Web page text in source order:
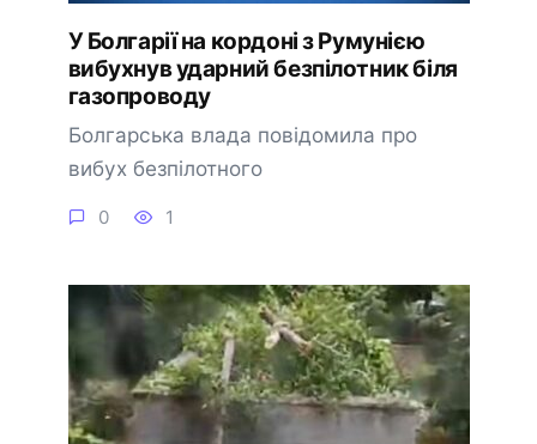
У Болгарії на кордоні з Румунією
вибухнув ударний безпілотник біля
газопроводу
Болгарська влада повідомила про
вибух безпілотного
0 1